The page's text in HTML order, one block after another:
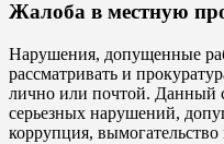
Жалоба в местную
Нарушения, допущенные
рассматривать и
лично или почтой. Данный
серьезных нарушений,
коррупция, вымогательство